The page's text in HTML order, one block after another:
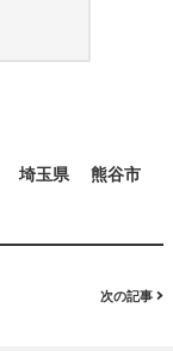
埼玉県
熊谷市
次の記事